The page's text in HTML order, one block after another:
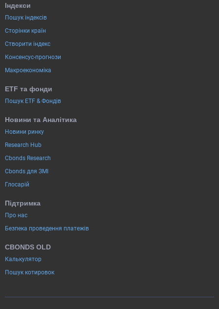
Індекси
Пошук індексів
Сторінки країн
Створити індекс
Консенсус-прогнози
Макроекономіка
ETF та фонди
Пошук ETF & Фондів
Новини та Аналітика
Новини ринку
Research Hub
Cbonds Research
Cbonds для ЗМІ
Глосарій
Підтримка
Про нас
Безпека проведення платежів
CBONDS OLD
Калькулятор
Пошук котировок